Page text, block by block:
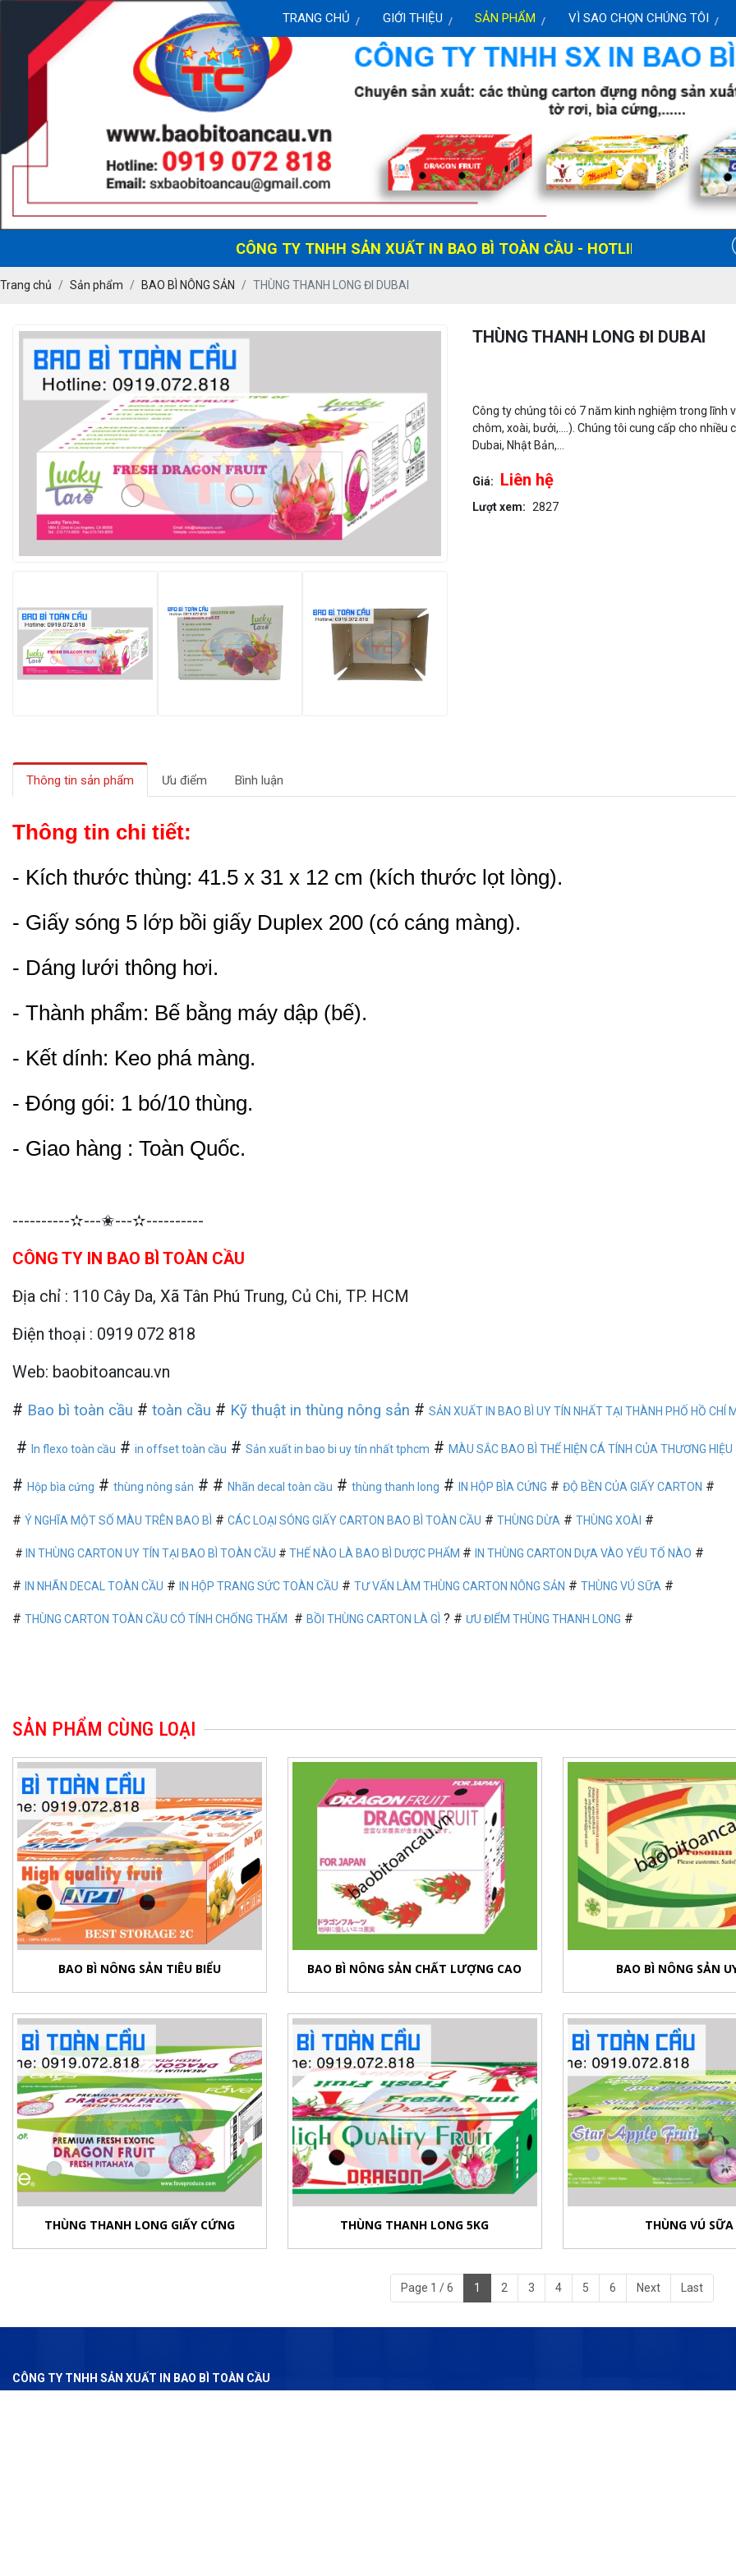
CÔNG TY TNHH SẢN XUẤT IN BAO BÌ TOÀN CẦU - HOTLINE: 0919 072 818
TRANG CHỦ GIỚI THIỆU SẢN PHẨM VÌ SAO CHỌN CHÚNG TÔI
Trang chủ Sản phẩm BAO BÌ NÔNG SẢN THÙNG THANH LONG ĐI DUBAI
THÙNG THANH LONG ĐI DUBAI
Công ty chúng tôi có 7 năm kinh nghiệm trong
chôm, xoài, bưởi,....). Chúng tôi cung cấp cho
Dubai, Nhật Bản,...
Giá: Liên hệ
Lượt xem: 2827
Thông tin sản phẩm Ưu điểm Bình luận
Thông tin chi tiết:
- Kích thước thùng: 41.5 x 31 x 12 cm (kích thước lọt lòng).
- Giấy sóng 5 lớp bồi giấy Duplex 200 (có cáng màng).
- Dáng lưới thông hơi.
- Thành phẩm: Bế bằng máy dập (bế).
- Kết dính: Keo phá màng.
- Đóng gói: 1 bó/10 thùng.
- Giao hàng : Toàn Quốc.
----------✫---✬---✫----------
CÔNG TY IN BAO BÌ TOÀN CẦU
Địa chỉ : 110 Cây Da, Xã Tân Phú Trung, Củ Chi, TP. HCM
Điện thoại : 0919 072 818
Web: baobitoancau.vn
# Bao bì toàn cầu # toàn cầu # Kỹ thuật in thùng nông sản # SẢN XUẤT IN BAO BÌ UY TÍN NHẤT TẠI THÀNH PHỐ HỒ CHÍ
# In flexo toàn cầu # in offset toàn cầu # Sản xuất in bao bi uy tín nhất tphcm # MÀU SẮC BAO BÌ THỂ HIỆN CÁ TÍNH CỦA THƯƠNG HIỆU
# Hộp bìa cứng # thùng nông sản # # Nhãn decal toàn cầu # thùng thanh long # IN HỘP BÌA CỨNG # ĐỘ BỀN CỦA GIẤY CARTON #
# Ý NGHĨA MỘT SỐ MÀU TRÊN BAO BÌ # CÁC LOẠI SÓNG GIẤY CARTON BAO BÌ TOÀN CẦU # THÙNG DỪA # THÙNG XOÀI #
# IN THÙNG CARTON UY TÍN TẠI BAO BÌ TOÀN CẦU # THẾ NÀO LÀ BAO BÌ DƯỢC PHẨM # IN THÙNG CARTON DỰA VÀO YẾU TỐ NÀO #
# IN NHÃN DECAL TOÀN CẦU # IN HỘP TRANG SỨC TOÀN CẦU # TƯ VẤN LÀM THÙNG CARTON NÔNG SẢN # THÙNG VÚ SỮA #
# THÙNG CARTON TOÀN CẦU CÓ TÍNH CHỐNG THẤM # BỒI THÙNG CARTON LÀ GÌ ? # ƯU ĐIỂM THÙNG THANH LONG #
SẢN PHẨM CÙNG LOẠI
BAO BÌ NÔNG SẢN TIÊU BIỂU BAO BÌ NÔNG SẢN CHẤT LƯỢNG CAO BAO BÌ NÔNG SẢN
THÙNG THANH LONG GIẤY CỨNG THÙNG THANH LONG 5KG THÙNG VÚ SỮA
Page 1 / 6 1 2 3 4 5 6 Next Last
CÔNG TY TNHH SẢN XUẤT IN BAO BÌ TOÀN CẦU